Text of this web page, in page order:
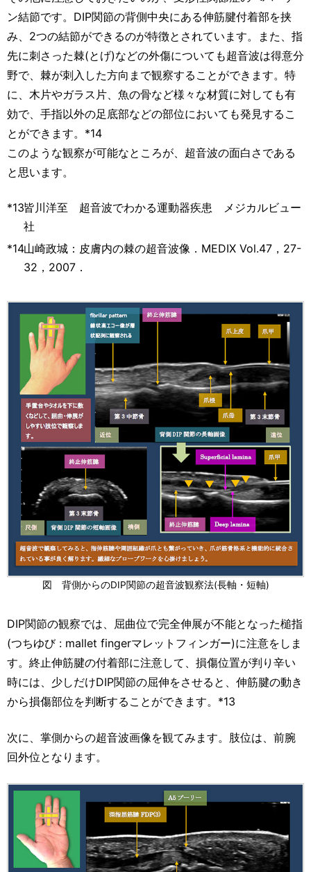
ン結節です。DIP関節の背側中央にある伸筋腱付着部を挟
み、2つの結節ができるのが特徴とされています。また、指
先に刺さった棘(とげ)などの外傷についても超音波は得意分
野で、棘が刺入した方向まで観察することができます。特
に、木片やガラス片、魚の骨など様々な材質に対しても有
効で、手指以外の足底部などの部位においても発見するこ
とができます。*14
このような観察が可能なところが、超音波の面白さである
と思います。
*13皆川洋至 超音波でわかる運動器疾患 メジカルビュー
社
*14山崎政城：皮膚内の棘の超音波像．MEDIX Vol.47，27-
32，2007．
図 背側からのDIP関節の超音波観察法(長軸・短軸)
DIP関節の観察では、屈曲位で完全伸展が不能となった槌指
(つちゆび : mallet fingerマレットフィンガー)に注意をしま
す。終止伸筋腱の付着部に注意して、損傷位置が判り辛い
時には、少しだけDIP関節の屈伸をさせると、伸筋腱の動き
から損傷部位を判断することができます。*13
次に、掌側からの超音波画像を観てみます。肢位は、前腕
回外位となります。